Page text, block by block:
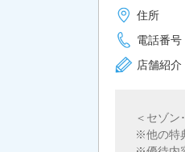
住所
電話番号
店舗紹介
＜セゾン
他の特